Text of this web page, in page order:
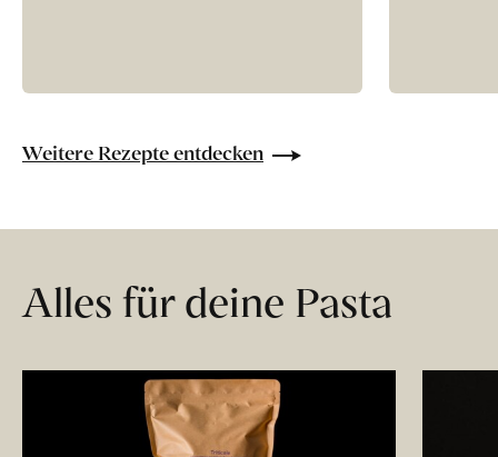
Weitere Rezepte entdecken
Alles für deine Pasta